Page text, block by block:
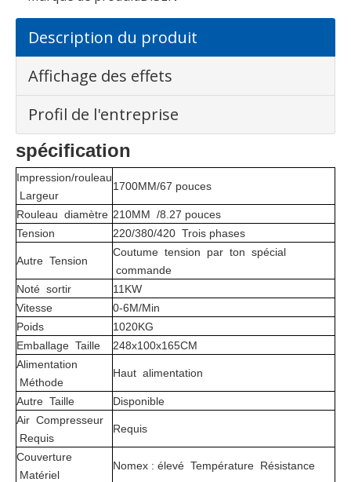
Description du produit
Affichage des effets
Profil de l'entreprise
spécification
Impression/rouleau
Largeur
1700MM/67 pouces
Rouleau diamètre 210MM /8.27 pouces
Tension
220/380/420 Trois phases
Autre Tension
Coutume tension par ton spécial
commande
Noté sortir
11KW
Vitesse
0-6M/Min
Poids
1020KG
Emballage Taille
248x100x165CM
Alimentation
Méthode
Haut alimentation
Autre Taille
Disponible
Air Compresseur
Requis
Requis
Couverture
Matériel
Nomex : élevé Température Résistance